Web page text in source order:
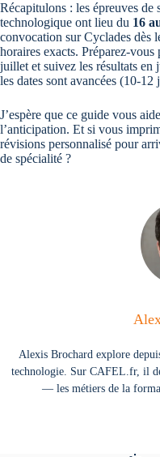
Récapitulons : les épreuves de
technologique ont lieu du 16
convocation sur Cyclades dès
horaires exacts. Préparez-
juillet et suivez les résultats en
les dates sont avancées (10-
J’espère que ce guide vous
l’anticipation. Et si vous
révisions personnalisé pour
de spécialité ?
Alexis Brochard explore
technologie. Sur CAFEL.fr, il
— les métiers de la